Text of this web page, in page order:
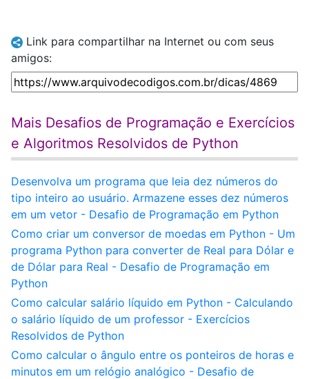
Link para compartilhar na Internet ou com seus
amigos:
Mais Desafios de Programação e Exercícios
e Algoritmos Resolvidos de Python
Desenvolva um programa que leia dez números do
tipo inteiro ao usuário. Armazene esses dez números
em um vetor - Desafio de Programação em Python
Como criar um conversor de moedas em Python - Um
programa Python para converter de Real para Dólar e
de Dólar para Real - Desafio de Programação em
Python
Como calcular salário líquido em Python - Calculando
o salário líquido de um professor - Exercícios
Resolvidos de Python
Como calcular o ângulo entre os ponteiros de horas e
minutos em um relógio analógico - Desafio de